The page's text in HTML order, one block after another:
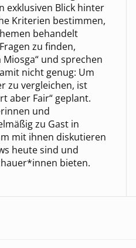
exklusiven Blick hinter
Kriterien bestimmen,
behandelt
zu finden,
und sprechen
nicht genug: Um
zu vergleichen, ist
aber Fair“ geplant.
und
zu Gast in
mit ihnen diskutieren
heute sind und
bieten.